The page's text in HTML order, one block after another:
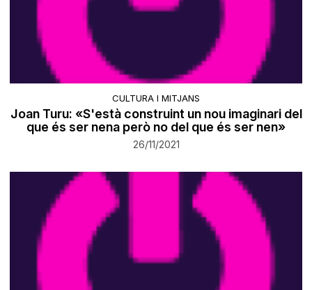
CULTURA I MITJANS
Joan Turu: «S'està construint un nou imaginari del
que és ser nena però no del que és ser nen»
26/11/2021